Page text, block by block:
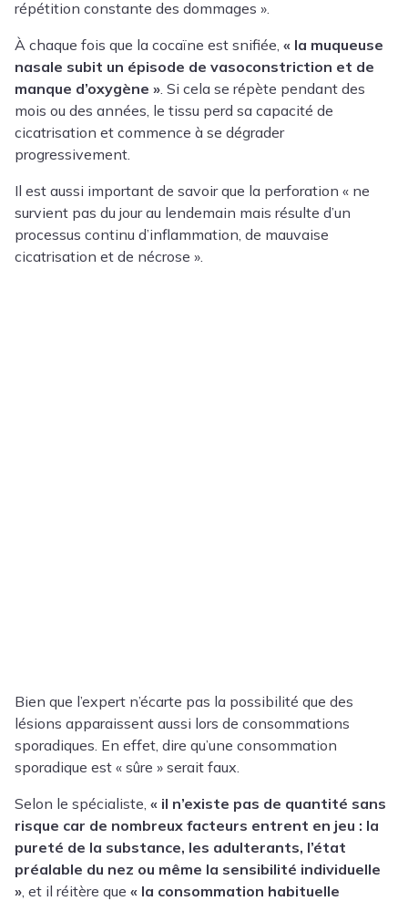
répétition constante des dommages ».
À chaque fois que la cocaïne est snifiée, « la muqueuse
nasale subit un épisode de vasoconstriction et de
manque d’oxygène ». Si cela se répète pendant des
mois ou des années, le tissu perd sa capacité de
cicatrisation et commence à se dégrader
progressivement.
Il est aussi important de savoir que la perforation « ne
survient pas du jour au lendemain mais résulte d’un
processus continu d’inflammation, de mauvaise
cicatrisation et de nécrose ».
Bien que l’expert n’écarte pas la possibilité que des
lésions apparaissent aussi lors de consommations
sporadiques. En effet, dire qu’une consommation
sporadique est « sûre » serait faux.
Selon le spécialiste, « il n’existe pas de quantité sans
risque car de nombreux facteurs entrent en jeu : la
pureté de la substance, les adulterants, l’état
préalable du nez ou même la sensibilité individuelle
», et il réitère que « la consommation habituelle